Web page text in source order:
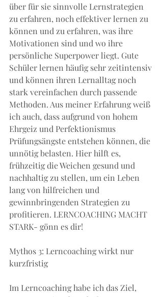
über für sie sinnvolle Lernstrategien
zu erfahren, noch effektiver lernen zu
können und zu erfahren, was ihre
Motivationen sind und wo ihre
persönliche Superpower liegt. Gute
Schüler lernen häufig sehr zeitintensiv
und können ihren Lernalltag noch
stark vereinfachen durch passende
Methoden. Aus meiner Erfahrung weiß
ich auch, dass aufgrund von hohem
Ehrgeiz und Perfektionismus
Prüfungsängste entstehen können, die
unnötig belasten. Hier hilft es,
frühzeitig die Weichen gesund und
nachhaltig zu stellen, um ein Leben
lang von hilfreichen und
gewinnbringenden Strategien zu
profitieren. LERNCOACHING MACHT
STARK- gönn es dir!
Mythos 3: Lerncoaching wirkt nur
kurzfristig
Im Lerncoaching habe ich das Ziel,